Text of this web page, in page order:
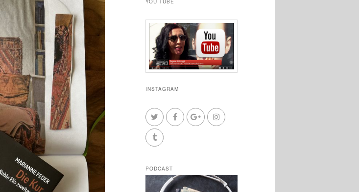
INSTAGRAM
PODCAST